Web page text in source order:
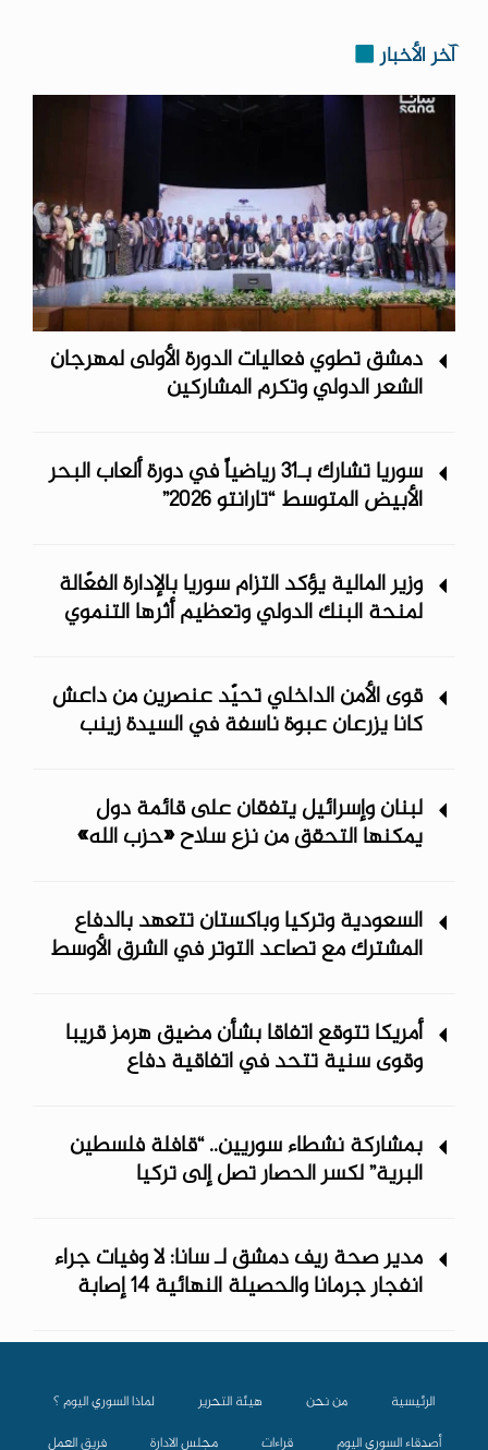
آخر الأخبار
دمشق تطوي فعاليات الدورة الأولى لمهرجان
الشعر الدولي وتكرم المشاركين
سوريا تشارك بـ31 رياضياً في دورة ألعاب البحر
الأبيض المتوسط “تارانتو 2026”
وزير المالية يؤكد التزام سوريا بالإدارة الفعّالة
لمنحة البنك الدولي وتعظيم أثرها التنموي
قوى الأمن الداخلي تحيّد عنصرين من داعش
كانا يزرعان عبوة ناسفة في السيدة زينب
لبنان وإسرائيل يتفقان على قائمة دول
يمكنها التحقق من نزع سلاح «حزب الله»
السعودية وتركيا وباكستان تتعهد بالدفاع
المشترك مع تصاعد التوتر في الشرق الأوسط
أمريكا تتوقع اتفاقا بشأن مضيق هرمز قريبا
وقوى سنية تتحد في اتفاقية دفاع
بمشاركة نشطاء سوريين.. “قافلة فلسطين
البرية” لكسر الحصار تصل إلى تركيا
مدير صحة ريف دمشق لـ سانا: لا وفيات جراء
انفجار جرمانا والحصيلة النهائية 14 إصابة
الرئيسية من نحن هيئة التحرير
لماذا السوري اليوم ؟
أصدقاء السوري اليوم
قراءات مجلس الادارة فريق العمل